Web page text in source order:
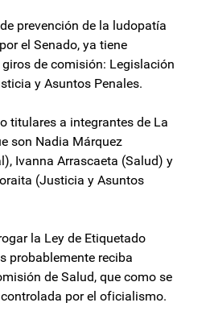
prevención de la ludopatía
el Senado, ya tiene
de comisión: Legislación
y Asuntos Penales.
titulares a integrantes de La
son Nadia Márquez
Ivanna Arrascaeta (Salud) y
(Justicia y Asuntos
la Ley de Etiquetado
probablemente reciba
de Salud, que como se
por el oficialismo.